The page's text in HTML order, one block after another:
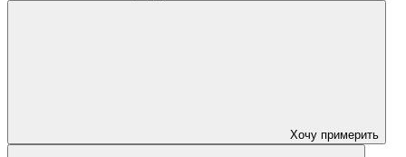
Хочу примерить